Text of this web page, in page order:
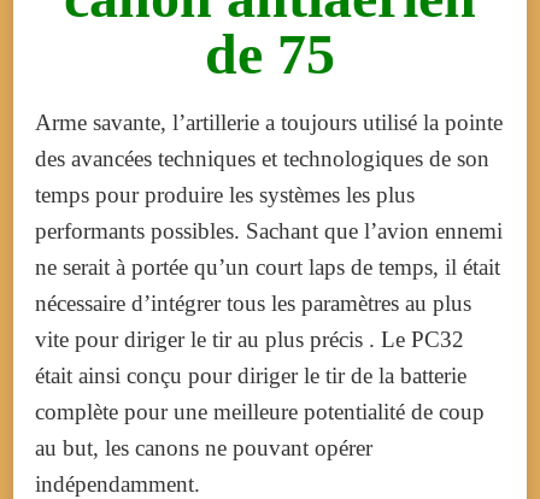
de 75
Arme savante, l’artillerie a toujours utilisé la pointe
des avancées techniques et technologiques de son
temps pour produire les systèmes les plus
performants possibles. Sachant que l’avion ennemi
ne serait à portée qu’un court laps de temps, il était
nécessaire d’intégrer tous les paramètres au plus
vite pour diriger le tir au plus précis . Le PC32
était ainsi conçu pour diriger le tir de la batterie
complète pour une meilleure potentialité de coup
au but, les canons ne pouvant opérer
indépendamment.